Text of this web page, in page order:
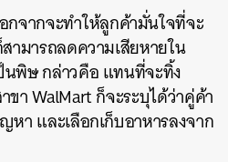
กจากจะทำให้ลูกค้ามั่นใจที่จะ
ามารถลดความเสียหายใน
พิษ กล่าวคือ แทนที่จะทิ้ง
า WalMart ก็จะระบุได้ว่าคู่ค้า
า และเลือกเก็บอาหารลงจาก